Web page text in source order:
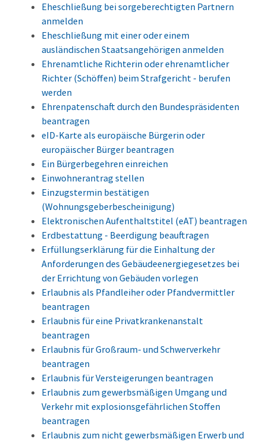
Eheschließung bei sorgeberechtigten Partnern
anmelden
Eheschließung mit einer oder einem
ausländischen Staatsangehörigen anmelden
Ehrenamtliche Richterin oder ehrenamtlicher
Richter (Schöffen) beim Strafgericht - berufen
werden
Ehrenpatenschaft durch den Bundespräsidenten
beantragen
eID-Karte als europäische Bürgerin oder
europäischer Bürger beantragen
Ein Bürgerbegehren einreichen
Einwohnerantrag stellen
Einzugstermin bestätigen
(Wohnungsgeberbescheinigung)
Elektronischen Aufenthaltstitel (eAT) beantragen
Erdbestattung - Beerdigung beauftragen
Erfüllungserklärung für die Einhaltung der
Anforderungen des Gebäudeenergiegesetzes bei
der Errichtung von Gebäuden vorlegen
Erlaubnis als Pfandleiher oder Pfandvermittler
beantragen
Erlaubnis für eine Privatkrankenanstalt
beantragen
Erlaubnis für Großraum- und Schwerverkehr
beantragen
Erlaubnis für Versteigerungen beantragen
Erlaubnis zum gewerbsmäßigen Umgang und
Verkehr mit explosionsgefährlichen Stoffen
beantragen
Erlaubnis zum nicht gewerbsmäßigen Erwerb und